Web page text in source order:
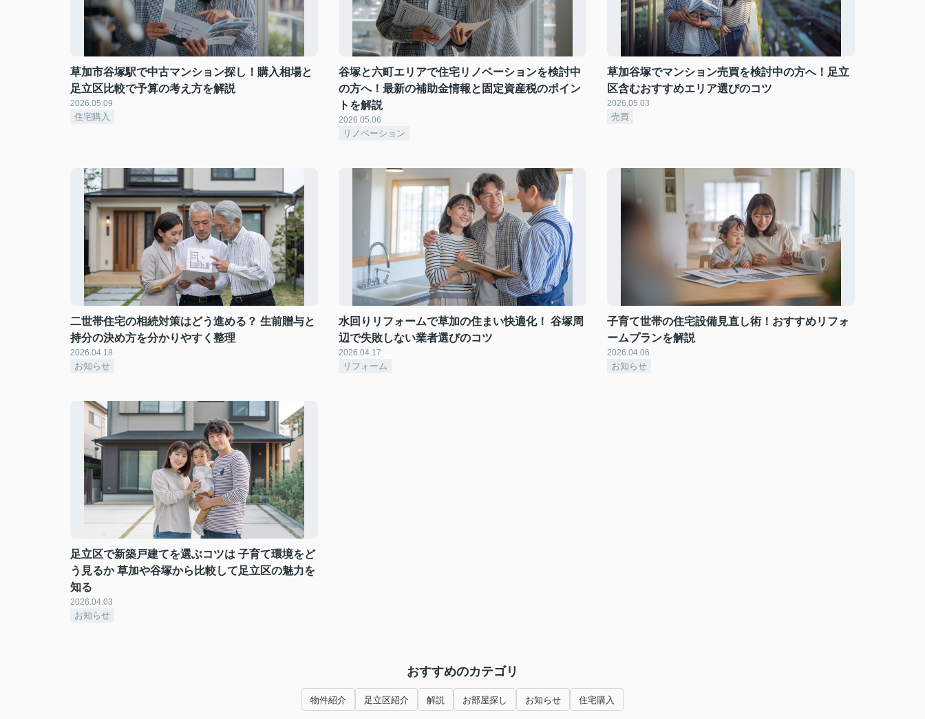
草加市谷塚駅で中古マンション探し！購入相場と
足立区比較で予算の考え方を解説
2026.05.09
住宅購入
谷塚と六町エリアで住宅リノベーションを検討中
の方へ！最新の補助金情報と固定資産税のポイン
トを解説
2026.05.06
リノベーション
草加谷塚でマンション売買を検討中の方へ！足立
区含むおすすめエリア選びのコツ
2026.05.03
売買
二世帯住宅の相続対策はどう進める？ 生前贈与と
持分の決め方を分かりやすく整理
2026.04.18
お知らせ
水回りリフォームで草加の住まい快適化！ 谷塚周
辺で失敗しない業者選びのコツ
2026.04.17
リフォーム
子育て世帯の住宅設備見直し術！おすすめリフォ
ームプランを解説
2026.04.06
お知らせ
足立区で新築戸建てを選ぶコツは 子育て環境をど
う見るか 草加や谷塚から比較して足立区の魅力を
知る
2026.04.03
お知らせ
おすすめのカテゴリ
物件紹介 足立区紹介 解説 お部屋探し お知らせ 住宅購入